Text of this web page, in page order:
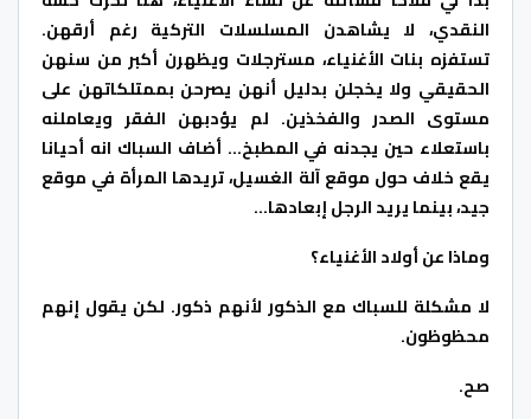
النقدي، لا يشاهدن المسلسلات التركية رغم أرقهن.
تستفزه بنات الأغنياء، مسترجلات ويظهرن أكبر من سنهن
الحقيقي ولا يخجلن بدليل أنهن يصرحن بممتلكاتهن على
مستوى الصدر والفخذين. لم يؤدبهن الفقر ويعاملنه
باستعلاء حين يجدنه في المطبخ… أضاف السباك انه أحيانا
يقع خلاف حول موقع آلة الغسيل، تريدها المرأة في موقع
جيد، بينما يريد الرجل إبعادها…
وماذا عن أولاد الأغنياء؟
لا مشكلة للسباك مع الذكور لأنهم ذكور. لكن يقول إنهم
محظوظون.
صح.